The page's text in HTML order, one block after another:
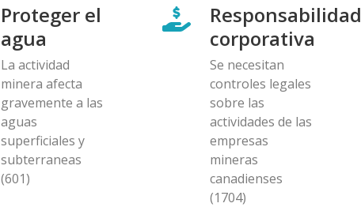
Proteger el
agua
La actividad
minera afecta
gravemente a las
aguas
superficiales y
subterraneas
(601)
Responsabilidad
corporativa
Se necesitan
controles legales
sobre las
actividades de las
empresas
mineras
canadienses
(1704)